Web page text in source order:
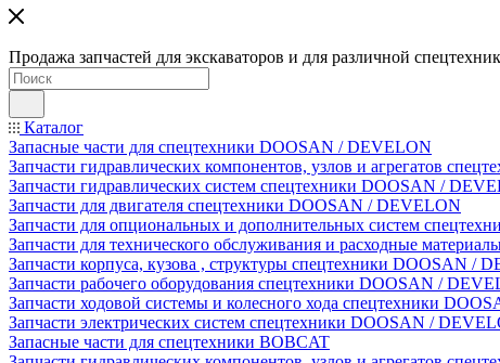
Продажа запчастей для экскаваторов и для различной
Каталог
Запасные части для спецтехники DOOSAN / DEVELON
Запчасти гидравлических компонентов, узлов и агрегатов
Запчасти гидравлических систем спецтехники DOOSAN /
Запчасти для двигателя спецтехники DOOSAN / DEVELON
Запчасти для опциональных и дополнительных систем
Запчасти для технического обслуживания и расходные
Запчасти корпуса, кузова , структуры спецтехники DOOSAN /
Запчасти рабочего оборудования спецтехники DOOSAN /
Запчасти ходовой системы и колесного хода спецтехники
Запчасти электрических систем спецтехники DOOSAN /
Запасные части для спецтехники BOBCAT